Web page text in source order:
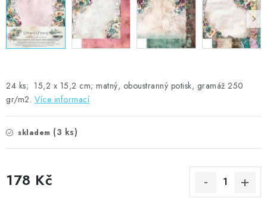
24 ks; 15,2 x 15,2 cm; matný, oboustranný potisk, gramáž 250
gr/m2. Více informací
skladem (3 ks)
178 Kč